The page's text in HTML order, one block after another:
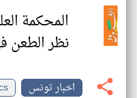
المحكمة
نظر
اخبار تونس